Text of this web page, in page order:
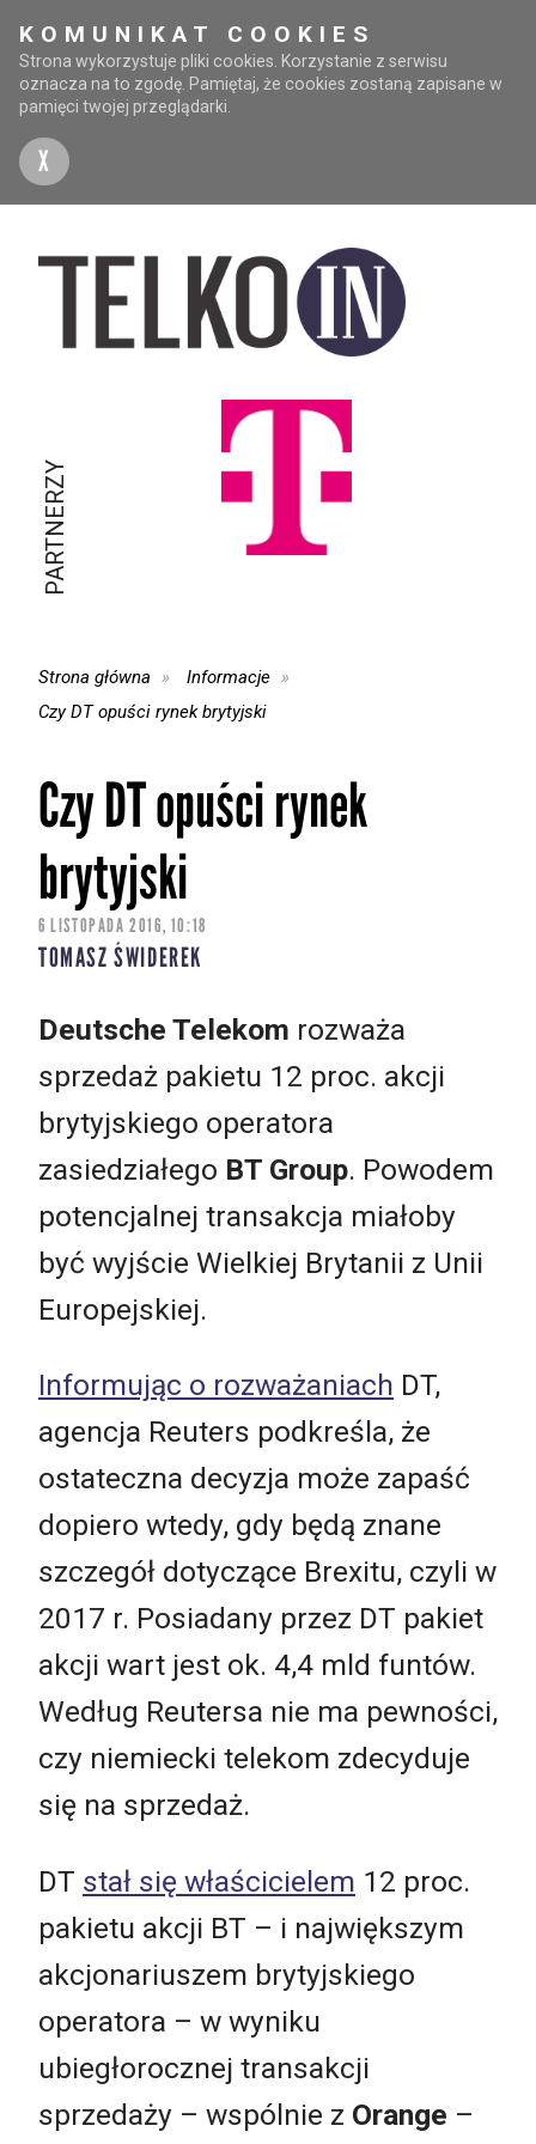
KOMUNIKAT COOKIES
Strona wykorzystuje pliki cookies. Korzystanie z serwisu
oznacza na to zgodę. Pamiętaj, że cookies zostaną zapisane w
pamięci twojej przeglądarki.
X
PARTNERZY
Strona główna
Informacje
Czy DT opuści rynek brytyjski
Czy DT opuści rynek
brytyjski
6 LISTOPADA 2016, 10:18
TOMASZ ŚWIDEREK
Deutsche Telekom rozważa
sprzedaż pakietu 12 proc. akcji
brytyjskiego operatora
zasiedziałego BT Group. Powodem
potencjalnej transakcja miałoby
być wyjście Wielkiej Brytanii z Unii
Europejskiej.
Informując o rozważaniach DT,
agencja Reuters podkreśla, że
ostateczna decyzja może zapaść
dopiero wtedy, gdy będą znane
szczegół dotyczące Brexitu, czyli w
2017 r. Posiadany przez DT pakiet
akcji wart jest ok. 4,4 mld funtów.
Według Reutersa nie ma pewności,
czy niemiecki telekom zdecyduje
się na sprzedaż.
DT stał się właścicielem 12 proc.
pakietu akcji BT – i największym
akcjonariuszem brytyjskiego
operatora – w wyniku
ubiegłorocznej transakcji
sprzedaży – wspólnie z Orange –